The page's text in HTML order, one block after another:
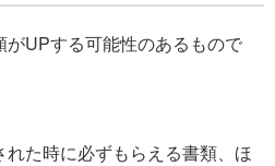
UPする可能性のあるもので
た時に必ずもらえる書類、ほ